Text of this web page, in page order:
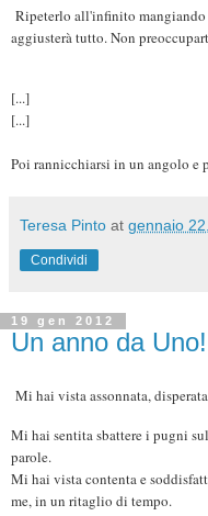
Ripeterlo all'infinito
aggiusterà tutto. Non
[...]
[...]
Poi rannicchiarsi in un angolo e
Teresa Pinto at gennaio
Condividi
19 gen 2012
Un anno da Uno!
Mi hai vista assonnata,
Mi hai sentita sbattere i pugni
parole.
Mi hai vista contenta e
me, in un ritaglio di tempo.